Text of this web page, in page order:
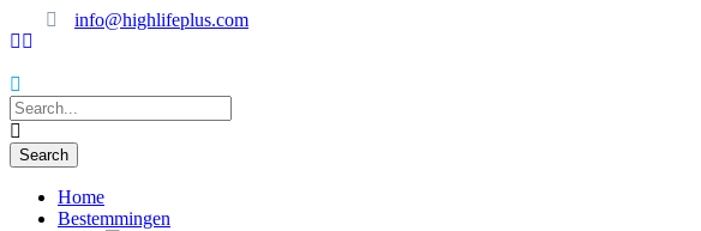
info@highlifeplus.com
Home
Bestemmingen